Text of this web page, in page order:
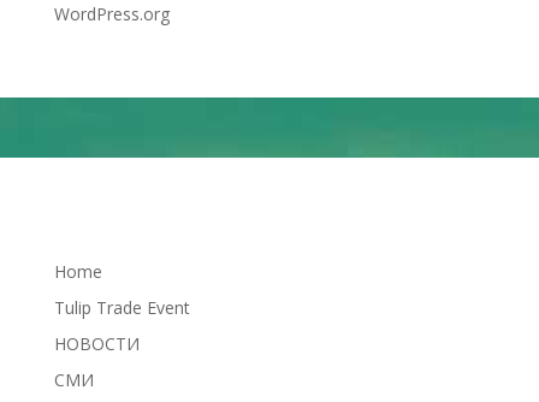
WordPress.org
Home
Tulip Trade Event
НОВОСТИ
СМИ